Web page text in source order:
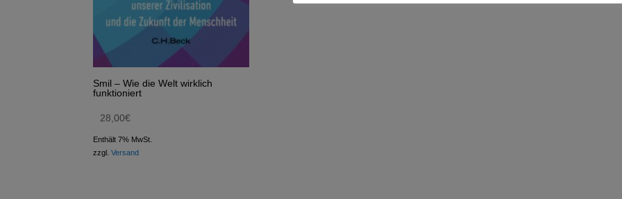
Smil – Wie die Welt wirklich
funktioniert
28,00€
Enthält 7% MwSt.
zzgl.Versand